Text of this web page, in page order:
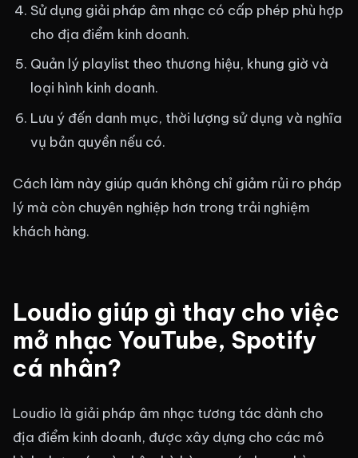
Sử dụng giải pháp âm nhạc có cấp phép phù hợp
cho địa điểm kinh doanh.
Quản lý playlist theo thương hiệu, khung giờ và
loại hình kinh doanh.
Lưu ý đến danh mục, thời lượng sử dụng và nghĩa
vụ bản quyền nếu có.
Cách làm này giúp quán không chỉ giảm rủi ro pháp
lý mà còn chuyên nghiệp hơn trong trải nghiệm
khách hàng.
Loudio giúp gì thay cho việc
mở nhạc YouTube, Spotify
cá nhân?
Loudio là giải pháp âm nhạc tương tác dành cho
địa điểm kinh doanh, được xây dựng cho các mô